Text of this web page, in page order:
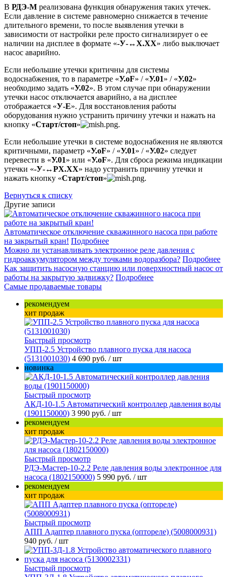
В РДЭ-М реализована функция обнаружения таких утечек.
Если давление в системе равномерно снижается в течение
длительного времени, то после выявления утечки в
зависимости от настройки реле просто сигнализирует о ее
наличии на дисплее в формате «-У-↔Х.ХХ» либо выключает
насос аварийно.
Если небольшие утечки критичны для системы
водоснабжения, то в параметре «У.oF» / «У.01» / «У.02»
необходимо задать «У.02». В этом случае при обнаружении
утечки насос отключается аварийно, а на дисплее
отображается «У-Е». Для восстановления работы
оборудования нужно устранить причину утечки и нажать на
кнопку «Старт/стоп»
.
Если небольшие утечки в системе водоснабжения не являются
критичными, параметр «У.oF» / «У.01» / «У.02» следует
перевести в «У.01» или «У.oF». Для сброса режима индикации
утечки «-У-↔PХ.ХХ» надо устранить причину утечки и
нажать кнопку «Старт/стоп»
.
Вернуться к списку
Другие записи
Автоматическое отключение скважинного насоса при работе
на закрытый кран! Подробнее
Можно ли устанавливать электронное реле давления с
гидроаккумулятором между точками водоразбора? Подробнее
Как защитить насосную станцию или поверхностный насос от
работы на закрытую задвижку? Подробнее
Самые продаваемые товары
рекомендуем
хит продаж
Быстрый просмотр
УПП-2.5 Устройство плавного пуска для насоса
(5131001030) 4 690 руб. / шт
новинка
Быстрый просмотр
АКД-10-1.5 Автоматический контроллер давления воды
(1901150000) 3 990 руб. / шт
рекомендуем
хит продаж
Быстрый просмотр
РДЭ-Мастер-10-2.2 Реле давления воды электронное для
насоса (1802150000) 5 990 руб. / шт
рекомендуем
хит продаж
Быстрый просмотр
АПП Адаптер плавного пуска (оптореле) (5008000931)
940 руб. / шт
Быстрый просмотр